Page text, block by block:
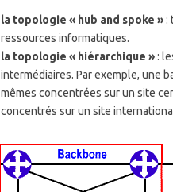
la topologie « hub and spoke »:
ressources informatiques.
la topologie « hiérarchique »:
intermédiaires. Par exemple, une
mêmes concentrées sur un site
concentrés sur un site